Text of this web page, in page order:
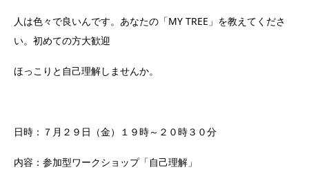
人は色々で良いんです。あなたの「MY TREE」を教えてくださ
い。初めての方大歓迎
ほっこりと自己理解しませんか。
日時：７ 月２９日（金）１９時～２０時３０分
内容：参加型ワークショップ「自己理解」